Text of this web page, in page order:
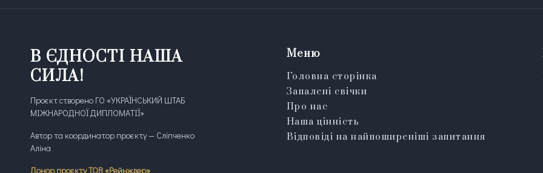
В ЄДНОСТІ НАША
СИЛА!
Проєкт створено ГО «УКРАЇНСЬКИЙ ШТАБ
МІЖНАРОДНОЇ ДИПЛОМАТІЇ»
Автор та координатор проєкту — Сліпченко
Аліна
Донор проєкту ТОВ «Рейнждер»
Меню
Головна сторінка
Запалені свічки
Про нас
Наша цінність
Відповіді на найпоширеніші запитання